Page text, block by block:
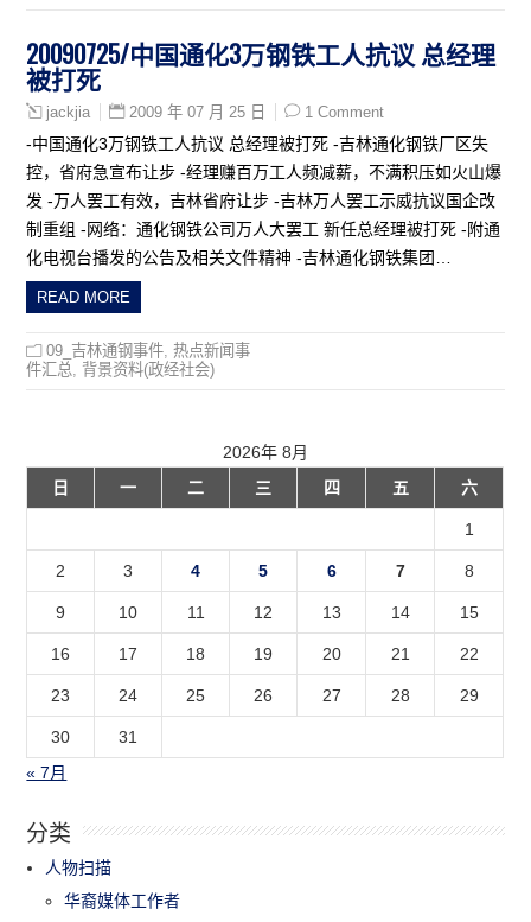
20090725/中国通化3万钢铁工人抗议 总经理
被打死
jackjia 2009 年 07 月 25 日 1 Comment
-中国通化3万钢铁工人抗议 总经理被打死 -吉林通化钢铁厂区失
控，省府急宣布让步 -经理赚百万工人频减薪，不满积压如火山爆
发 -万人罢工有效，吉林省府让步 -吉林万人罢工示威抗议国企改
制重组 -网络：通化钢铁公司万人大罢工 新任总经理被打死 -附通
化电视台播发的公告及相关文件精神 -吉林通化钢铁集团…
READ MORE
09_吉林通钢事件 ,热点新闻事
件汇总
背景资料(政经社会)
2026年 8月
日
一 二 三 四 五 六
1
2 3 4 5 6 7 8
9 10 11 12 13 14 15
16 17 18 19 20 21 22
23 24 25 26 27 28 29
30
31
« 7月
分类
人物扫描
华裔媒体工作者